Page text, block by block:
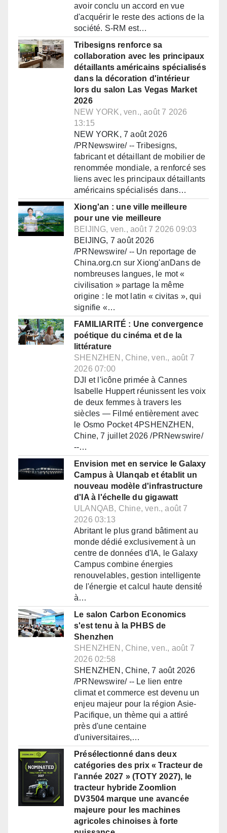
avoir conclu un accord en vue
d'acquérir le reste des actions de la
société. S-RM est…
Tribesigns renforce sa
collaboration avec les principaux
détaillants américains spécialisés
dans la décoration d'intérieur
lors du salon Las Vegas Market
2026
NEW YORK, ven., août 7 2026
13:15
NEW YORK, 7 août 2026
/PRNewswire/ -- Tribesigns,
fabricant et détaillant de mobilier de
renommée mondiale, a renforcé ses
liens avec les principaux détaillants
américains spécialisés dans…
Xiong'an : une ville meilleure
pour une vie meilleure
BEIJING, ven., août 7 2026 09:03
BEIJING, 7 août 2026
/PRNewswire/ -- Un reportage de
China.org.cn sur Xiong'anDans de
nombreuses langues, le mot «
civilisation » partage la même
origine : le mot latin « civitas », qui
signifie «…
FAMILIARITÉ : Une convergence
poétique du cinéma et de la
littérature
SHENZHEN, Chine, ven., août 7
2026 07:00
DJI et l'icône primée à Cannes
Isabelle Huppert réunissent les voix
de deux femmes à travers les
siècles — Filmé entièrement avec
le Osmo Pocket 4PSHENZHEN,
Chine, 7 juillet 2026 /PRNewswire/
--…
Envision met en service le Galaxy
Campus à Ulanqab et établit un
nouveau modèle d'infrastructure
d'IA à l'échelle du gigawatt
ULANQAB, Chine, ven., août 7
2026 03:13
Abritant le plus grand bâtiment au
monde dédié exclusivement à un
centre de données d'IA, le Galaxy
Campus combine énergies
renouvelables, gestion intelligente
de l'énergie et calcul haute densité
à…
Le salon Carbon Economics
s'est tenu à la PHBS de
Shenzhen
SHENZHEN, Chine, ven., août 7
2026 02:58
SHENZHEN, Chine, 7 août 2026
/PRNewswire/ -- Le lien entre
climat et commerce est devenu un
enjeu majeur pour la région Asie-
Pacifique, un thème qui a attiré
près d'une centaine
d'universitaires,…
Présélectionné dans deux
catégories des prix « Tracteur de
l'année 2027 » (TOTY 2027), le
tracteur hybride Zoomlion
DV3504 marque une avancée
majeure pour les machines
agricoles chinoises à forte